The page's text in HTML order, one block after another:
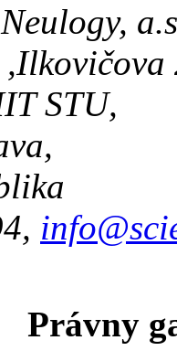
Neulogy,
STU,
Právny